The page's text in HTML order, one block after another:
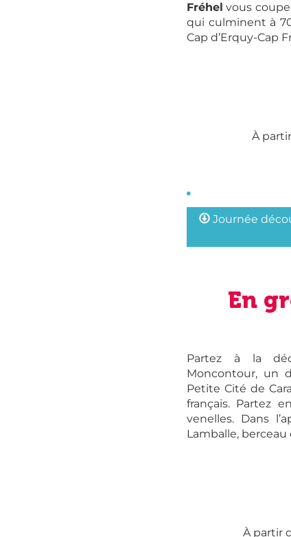
Fréhel vous
qui culminent à
Cap d’Erquy-Cap
À
Journée
En
Partez à la
Moncontour, un
Petite Cité de
français. Partez
venelles. Dans
Lamballe,
À partir